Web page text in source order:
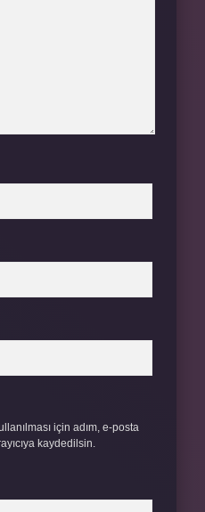
için adım, e-posta
kaydedilsin.